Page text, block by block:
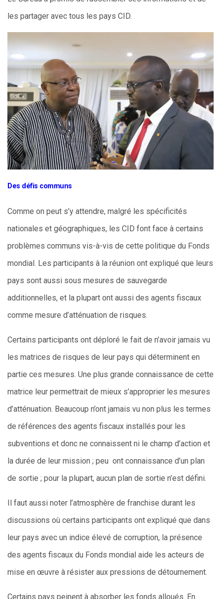
les partager avec tous les pays CID.
Des défis communs
Comme on peut s’y attendre, malgré les spécificités
nationales et géographiques, les CID font face à certains
problèmes communs vis-à-vis de cette politique du Fonds
mondial. Les participants à la réunion ont expliqué que leurs
pays sont aussi sous mesures de sauvegarde
additionnelles, et la plupart ont aussi des agents fiscaux
comme mesure d’atténuation de risques.
Certains participants ont déploré le fait de n’avoir jamais vu
les matrices de risques de leur pays qui déterminent en
partie ces mesures. Une plus grande connaissance de cette
matrice leur permettrait de mieux s’approprier les mesures
d’atténuation. Beaucoup n’ont jamais vu non plus les termes
de références des agents fiscaux installés pour les
subventions et donc ne connaissent ni le champ d’action et
la durée de leur mission ; peu ont connaissance d’un plan
de sortie ; pour la plupart, aucun plan de sortie n’est défini.
Il faut aussi noter l’atmosphère de franchise durant les
discussions où certains participants ont expliqué que dans
leur pays avec un indice élevé de corruption, la présence
des agents fiscaux du Fonds mondial aide les acteurs de
mise en œuvre à résister aux pressions de détournement.
Certains pays peinent à absorber les fonds alloués. En